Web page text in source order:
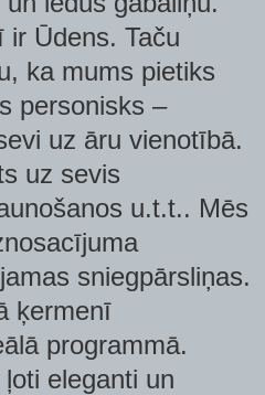
Ūdens. Taču
ka mums pietiks
personisks –
uz āru vienotībā.
uz sevis
u.t.t.. Mēs
sniegpārsliņas.
ķermenī
programmā.
eleganti un